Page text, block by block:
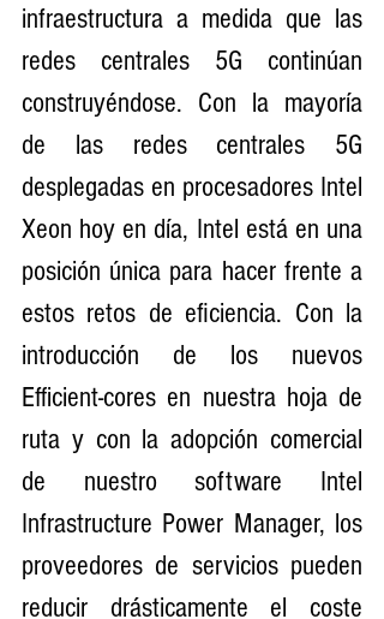
infraestructura a medida que las
redes centrales 5G continúan
construyéndose. Con la mayoría
de las redes centrales 5G
desplegadas en procesadores Intel
Xeon hoy en día, Intel está en una
posición única para hacer frente a
estos retos de eficiencia. Con la
introducción de los nuevos
Efficient-cores en nuestra hoja de
ruta y con la adopción comercial
de nuestro software Intel
Infrastructure Power Manager, los
proveedores de servicios pueden
reducir drásticamente el coste